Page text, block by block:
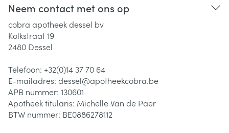
Neem contact met ons op
cobra apotheek dessel bv
Kolkstraat 19
2480 Dessel
Telefoon: +32(0)14 37 70 64
E-mailadres: dessel@apotheekcobra.be
APB nummer: 130601
Apotheek titularis: Michelle Van de Paer
BTW nummer: BE0886278112